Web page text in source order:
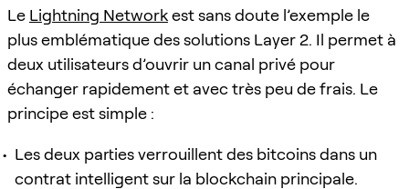
Le Lightning Networkest sans doute l’exemple le
plus emblématique des solutions Layer 2. Il permet à
deux utilisateurs d’ouvrir un canal privé pour
échanger rapidement et avec très peu de frais. Le
principe est simple :
Les deux parties verrouillent des bitcoins dans un
contrat intelligent sur la blockchain principale.